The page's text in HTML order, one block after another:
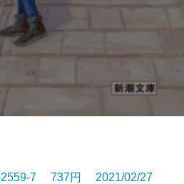
7 737円 2021/02/27